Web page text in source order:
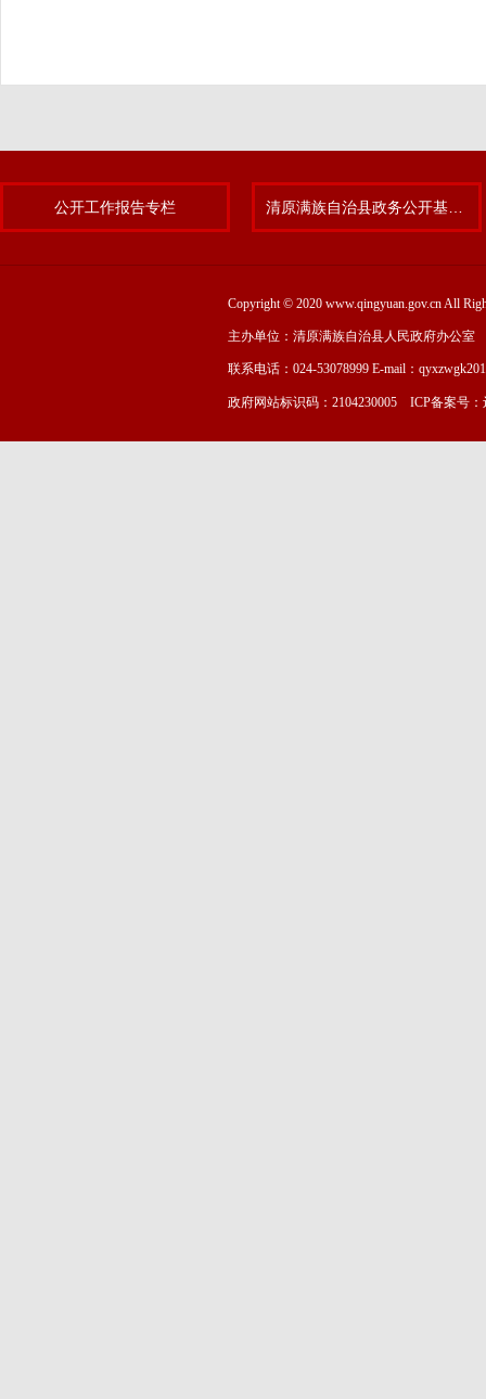
公开工作报告专栏
Copyright © 2020 www.qingyuan.gov.cn All
主办单位：清原满族自治县人民政府办公室
联系电话：024-53078999 E-mail：
政府网站标识码：2104230005 ICP备案号：